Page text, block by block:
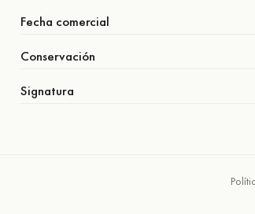
Fecha comercial
Conservación
Signatura